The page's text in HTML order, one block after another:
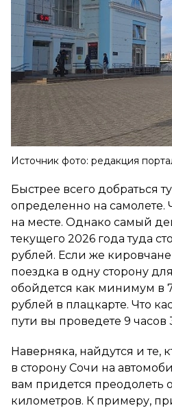
Источник фото: редакция
Быстрее всего добраться
определенно на самолете.
на месте. Однако самый
текущего 2026 года туда
рублей. Если же кировчане
поездка в одну сторону
обойдется как минимум в
рублей в плацкарте. Что
пути вы проведете 9 часов
Наверняка, найдутся и те,
в сторону Сочи на
вам придется преодолеть
километров. К примеру,